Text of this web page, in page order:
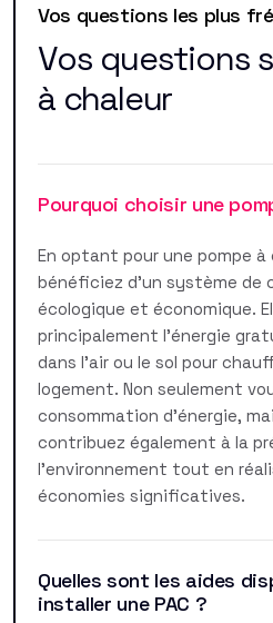
Vos questions les plus
Vos questions
à chaleur
Pourquoi choisir une
En optant pour une pompe à
bénéficiez d'un système de
écologique et économique.
principalement l'énergie
dans l'air ou le sol pour
logement. Non seulement
consommation d'énergie,
contribuez également à la
l'environnement tout en
économies significatives.
Quelles sont les aides
installer une PAC ?